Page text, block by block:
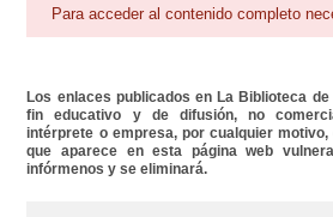
Área personal
Para acceder al contenido completo
Los enlaces publicados en La Biblioteca
fin educativo y de difusión, no
intérprete o empresa, por cualquier
que aparece en esta página web
infórmenos y se eliminará.